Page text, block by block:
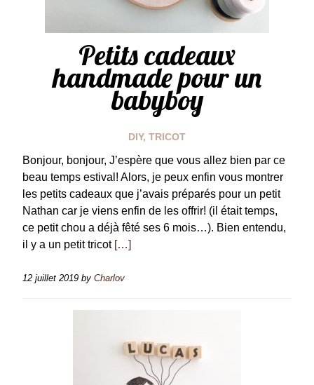
Petits cadeaux
handmade pour un
babyboy
DIY, TRICOT
Bonjour, bonjour, J’espère que vous allez bien par ce
beau temps estival! Alors, je peux enfin vous montrer
les petits cadeaux que j’avais préparés pour un petit
Nathan car je viens enfin de les offrir! (il était temps,
ce petit chou a déjà fêté ses 6 mois…). Bien entendu,
il y a un petit tricot […]
12 juillet 2019 by Charlov